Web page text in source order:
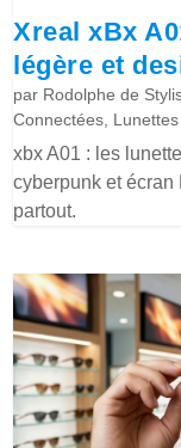
Xreal xBx
légère et
par Rodolphe de
Connectées
xbx A01 : les
cyberpunk et
partout.